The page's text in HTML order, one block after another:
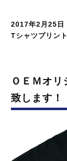
投
稿
2017年2月25日
カ
ー
Tシャツプリント
ＯＥＭオ
致します！